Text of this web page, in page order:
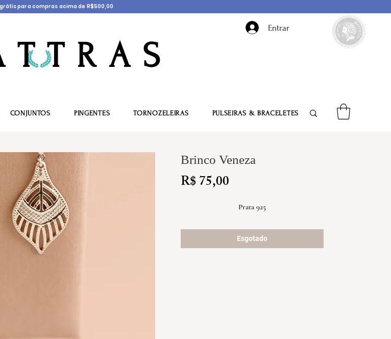
para compras acima de R$500,00
T T R A S
Entrar
CONJUNTOS PINGENTES TORNOZELEIRAS PULSEIRAS & BRACELETES
Brinco Veneza
R$ 75,00
Prata 925
Esgotado